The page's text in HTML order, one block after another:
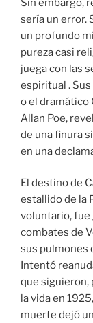
Sin embargo,
sería un error.
un profundo
pureza casi
juega con las
espiritual .
o el dramático
Allan Poe,
de una finura
en una
El destino de
estallido de la
voluntario, fue
combates de
sus pulmones
Intentó
que siguieron,
la vida en
muerte dejó